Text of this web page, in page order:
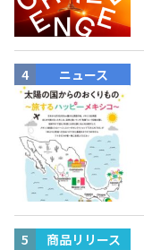
About
テキーラのつくり方
テキーラの飲み方
ニュース
商品リリース